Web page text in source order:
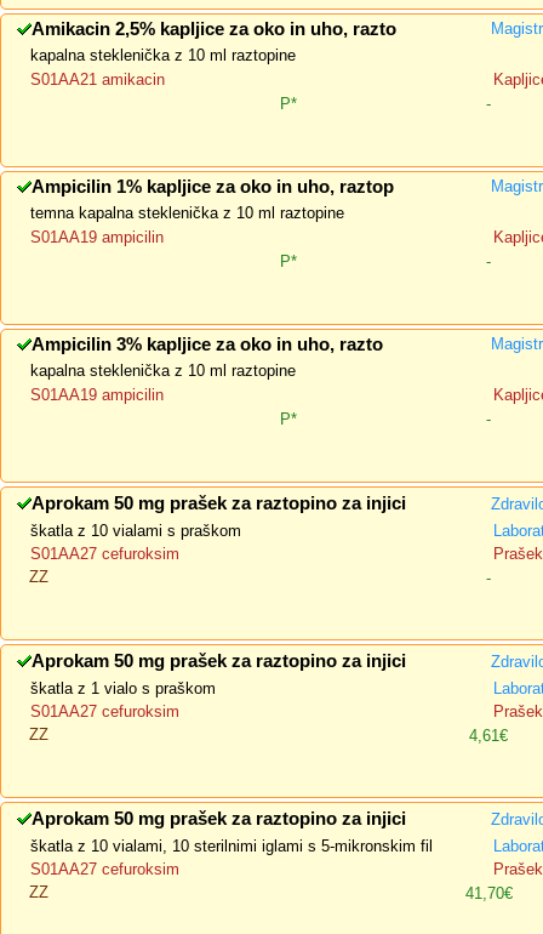
Amikacin 2,5% kapljice za oko in uho, razto
kapalna steklenička z 10 ml raztopine
S01AA21 amikacin
P*
-
Ampicilin 1% kapljice za oko in uho, raztop
temna kapalna steklenička z 10 ml raztopine
S01AA19 ampicilin
P*
-
Ampicilin 3% kapljice za oko in uho, razto
kapalna steklenička z 10 ml raztopine
S01AA19 ampicilin
P*
-
Aprokam 50 mg prašek za raztopino za injici
škatla z 10 vialami s praškom
S01AA27 cefuroksim
ZZ
-
Aprokam 50 mg prašek za raztopino za injici
škatla z 1 vialo s praškom
S01AA27 cefuroksim
ZZ
4,61€
Aprokam 50 mg prašek za raztopino za injici
škatla z 10 vialami, 10 sterilnimi iglami s 5-mikronskim fil
S01AA27 cefuroksim
ZZ
41,70€